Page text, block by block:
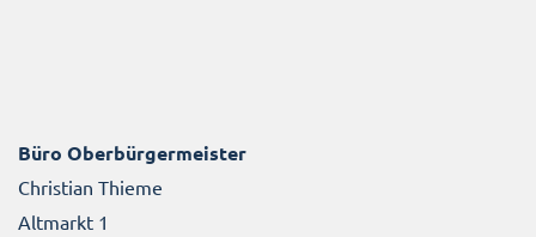
Büro Oberbürgermeister
Christian Thieme
Altmarkt 1